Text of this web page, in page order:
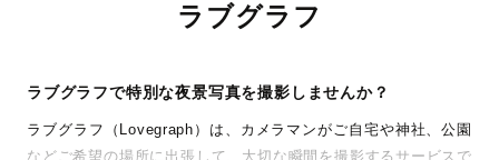
ラブグラフ
ラブグラフで特別な夜景写真を撮影しませんか？
ラブグラフ（Lovegraph）は、カメラマンがご自宅や神社、公園
などご希望の場所に出張して、大切な瞬間を撮影するサービスで